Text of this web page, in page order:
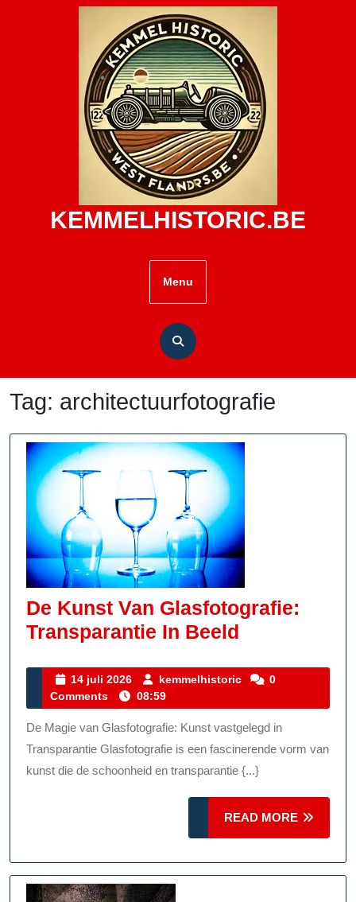
KEMMELHISTORIC.BE
Menu
Tag: architectuurfotografie
De Kunst Van Glasfotografie:
Transparantie In Beeld
Van
In
Beeld
14 juli 2026
14
juli
2026
kemmelhistoric kemmelhistoric
0
Comments
08:59
De Magie van Glasfotografie: Kunst vastgelegd in
Transparantie Glasfotografie is een fascinerende vorm van
kunst die de schoonheid en transparantie {...}
READ MORE
MORE